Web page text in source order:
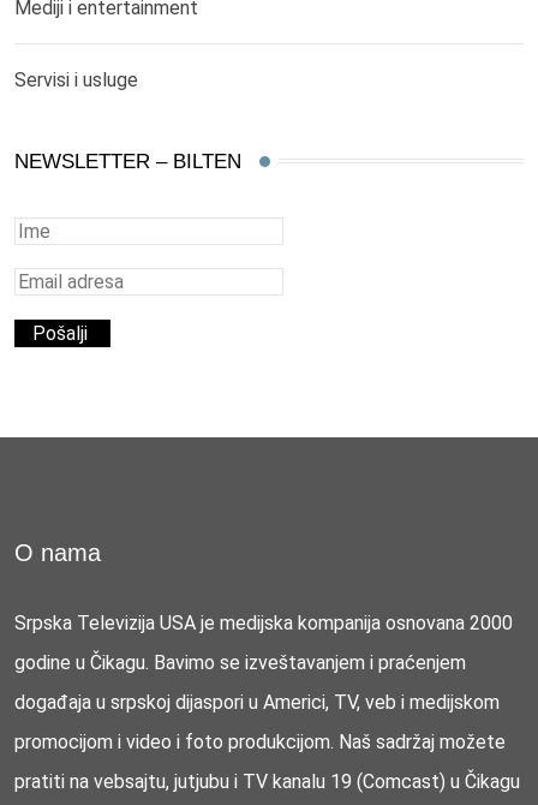
Mediji i entertainment
Servisi i usluge
NEWSLETTER – BILTEN
O nama
Srpska Televizija USA je medijska kompanija osnovana 2000
godine u Čikagu. Bavimo se izveštavanjem i praćenjem
događaja u srpskoj dijaspori u Americi, TV, veb i medijskom
promocijom i video i foto produkcijom. Naš sadržaj možete
pratiti na vebsajtu, jutjubu i TV kanalu 19 (Comcast) u Čikagu